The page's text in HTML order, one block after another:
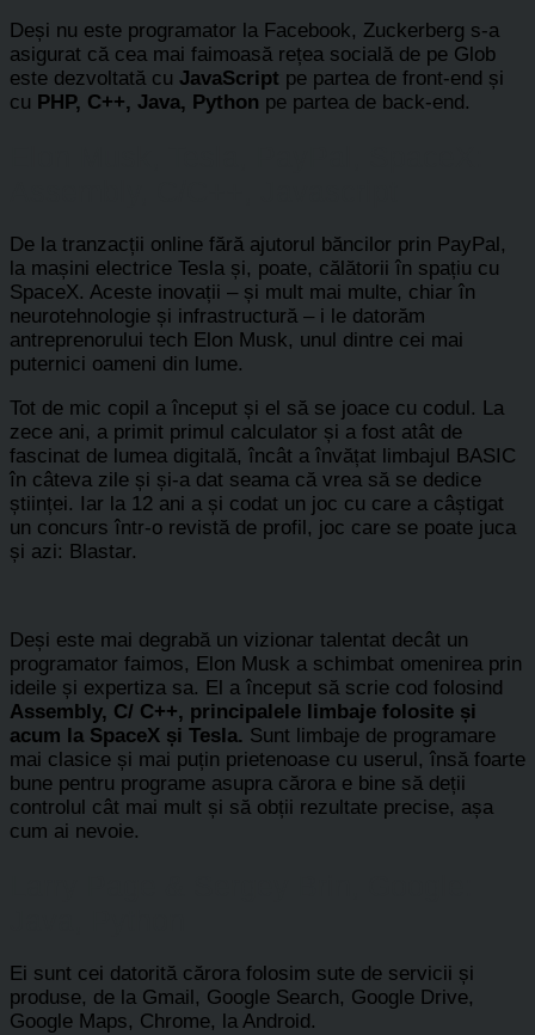
Deși nu este programator la Facebook, Zuckerberg s-a
asigurat că cea mai faimoasă rețea socială de pe Glob
este dezvoltată cu JavaScript pe partea de front-end și
cu PHP, C++, Java, Python pe partea de back-end.
De la tranzacții online fără ajutorul băncilor prin PayPal,
la mașini electrice Tesla și, poate, călătorii în spațiu cu
SpaceX. Aceste inovații – și mult mai multe, chiar în
neurotehnologie și infrastructură – i le datorăm
antreprenorului tech Elon Musk, unul dintre cei mai
puternici oameni din lume.
Tot de mic copil a început și el să se joace cu codul. La
zece ani, a primit primul calculator și a fost atât de
fascinat de lumea digitală, încât a învățat limbajul BASIC
în câteva zile și și-a dat seama că vrea să se dedice
științei. Iar la 12 ani a și codat un joc cu care a câștigat
un concurs într-o revistă de profil, joc care se poate juca
și azi: Blastar.
Deși este mai degrabă un vizionar talentat decât un
programator faimos, Elon Musk a schimbat omenirea prin
ideile și expertiza sa. El a început să scrie cod folosind
Assembly, C/ C++, principalele limbaje folosite și
acum la SpaceX și Tesla. Sunt limbaje de programare
mai clasice și mai puțin prietenoase cu userul, însă foarte
bune pentru programe asupra cărora e bine să deții
controlul cât mai mult și să obții rezultate precise, așa
cum ai nevoie.
Ei sunt cei datorită cărora folosim sute de servicii și
produse, de la Gmail, Google Search, Google Drive,
Google Maps, Chrome, la Android.